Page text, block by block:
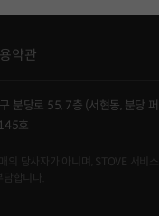
약관
분당로 55, 7층 (서현동, 분당
호
당사자가 아니며, STOVE 서
합니다.